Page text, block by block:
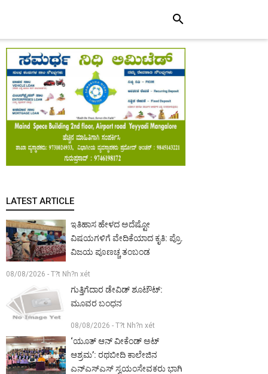
search
LATEST ARTICLE
ಇತಿಹಾಸ ಹೇಳದ ಅದೆಷ್ಟೋ
ವಿಷಯಗಳಿಗೆ ವೇದಿಕೆಯಾದ ಕೃತಿ: ಪ್ರೊ.
ವಿಜಯ ಪೂಣಚ್ಚ ತಂಬಂಡ
08/08/2026 - T?t Nh?n xét
ಗುತ್ತಿಗೆದಾರ ಡೇವಿಡ್ ಶೂಟೌಟ್:
ಮೂವರ ಬಂಧನ
08/08/2026 - T?t Nh?n xét
‘ಯೂತ್ ಆನ್ ವೀಕೆಂಡ್ ಅಟ್
ಆಶ್ರಮ’: ರಥಬೀದಿ ಕಾಲೇಜಿನ
ಎನ್‌ಎಸ್‌ಎಸ್ ಸ್ವಯಂಸೇವಕರು ಭಾಗಿ